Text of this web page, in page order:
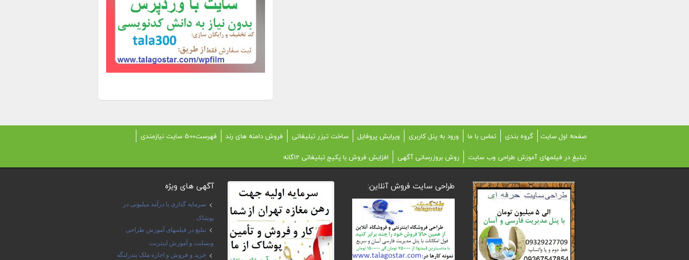
صفحه اول سایت گروه بندی تماس با ما ورود به پنل کاربری ویرایش پروفایل ساخت تیزر تبلیغاتی فروش دامنه های رند
فهرست500 سایت نیازمندی
تبلیغ در فیلمهای آموزش طراحی وب سایت
روش بروزرسانی آگهی افزایش فروش با پکیج تبلیغاتی 12گانه
آگهی های ویژه
سرمایه گذاری با درآمد میلیونی در
پوشاک
تبلیغ در فیلمهای آموزش طراحی
وبسایت و آموزش اینترنت
خرید و فروش و اجاره ملک بندرلنگه
طراحی سایت فروش آنلاین: